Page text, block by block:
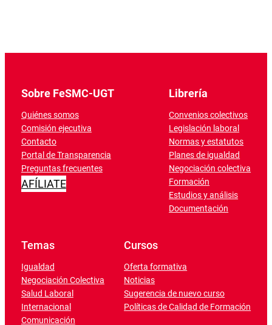
Sobre FeSMC-UGT
Quiénes somos
Comisión ejecutiva
Contacto
Portal de Transparencia
Preguntas frecuentes
AFÍLIATE
Librería
Convenios colectivos
Legislación laboral
Normas y estatutos
Planes de igualdad
Negociación colectiva
Formación
Estudios y análisis
Documentación
Temas
Igualdad
Negociación Colectiva
Salud Laboral
Internacional
Comunicación
Cursos
Oferta formativa
Noticias
Sugerencia de nuevo curso
Políticas de Calidad de Formación